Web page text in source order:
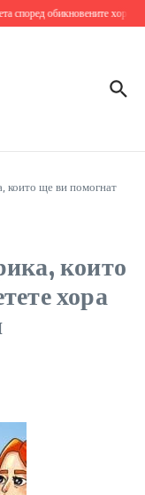
обикновените хора
които ще ви помогнат
които
хора